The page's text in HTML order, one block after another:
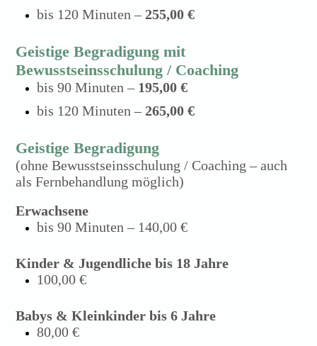
bis 120 Minuten –255,00 €
Geistige Begradigung mit
Bewusstseinsschulung / Coaching
bis 90 Minuten – 195,00 €
bis 120 Minuten –265,00 €
Geistige Begradigung
(ohne Bewusstseinsschulung / Coaching – auch
als Fernbehandlung möglich)
Erwachsene
bis 90 Minuten – 140,00 €
Kinder & Jugendliche bis 18 Jahre
100,00 €
Babys & Kleinkinder bis 6 Jahre
80,00 €